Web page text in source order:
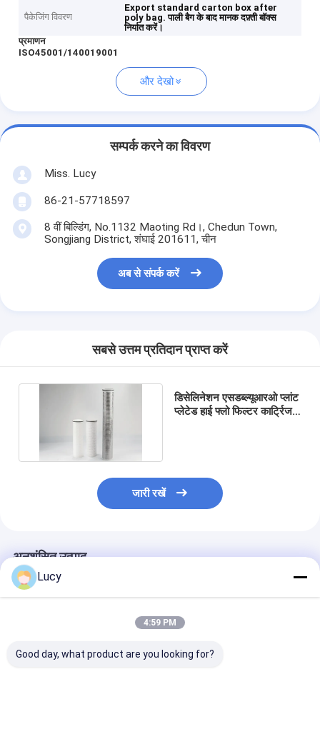
पैकेजिंग विवरण
Export standard carton box after
poly bag. पाली बैग के बाद मानक दफ़्ती बॉक्स
निर्यात करें।
प्रमाणन
ISO45001/140019001
और देखो
सम्पर्क करने का विवरण
Miss. Lucy
86-21-57718597
8 वीं बिल्डिंग, No.1132 Maoting Rd।, Chedun Town,
Songjiang District, शंघाई 201611, चीन
अब से संपर्क करें
सबसे उत्तम प्रतिदान प्राप्त करें
डिसेलिनेशन एसडब्ल्यूआरओ प्लांट
प्लेटेड हाई फ्लो फिल्टर कार्ट्रिज
जारी रखें
अनुशंसित उत्पाद
Lucy
4:59 PM
Good day, what product are you looking for?